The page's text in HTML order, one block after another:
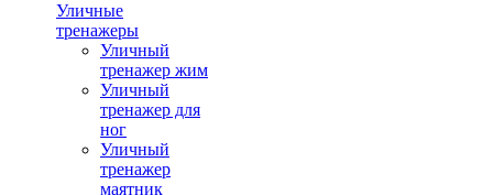
Уличные
тренажеры
Уличный
тренажер жим
Уличный
тренажер для
ног
Уличный
тренажер
маятник